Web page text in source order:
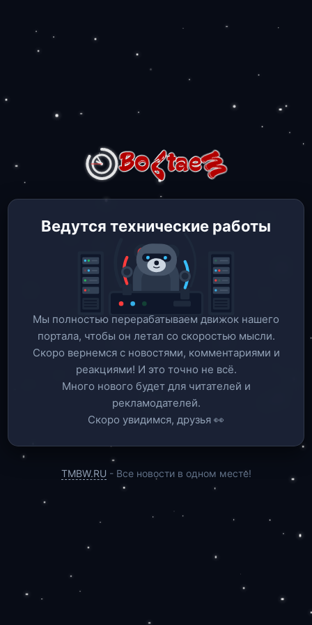
Ведутся технические работы
Мы полностью перерабатываем движок нашего
портала, чтобы он летал со скоростью мысли.
Скоро вернемся c новостями, комментариями и
реакциями! И это точно не всё.
Много нового будет для читателей и
рекламодателей.
Скоро увидимся, друзья 👀
TMBW.RU - Все новости в одном месте!